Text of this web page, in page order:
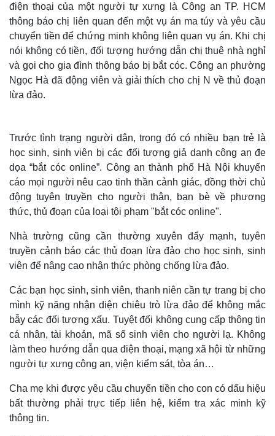
Thế giới
Quan sát
Cuộc sống đó đây
Hồ sơ
Multimedia
Video
Ảnh
E-Magazine
Infographic
điện thoại của một người tự xưng là Công an TP. HCM
thông báo chị liên quan đến một vụ án ma túy và yêu cầu
chuyển tiền để chứng minh không liên quan vụ án. Khi chị
nói không có tiền, đối tượng hướng dẫn chị thuê nhà nghỉ
và gọi cho gia đình thông báo bị bắt cóc. Công an phường
Ngọc Hà đã động viên và giải thích cho chị N về thủ đoạn
lừa đảo.
Trước tình trạng người dân, trong đó có nhiều bạn trẻ là
học sinh, sinh viên bị các đối tượng giả danh công an đe
dọa “bắt cóc online”. Công an thành phố Hà Nội khuyến
cáo mọi người nêu cao tinh thần cảnh giác, đồng thời chủ
động tuyên truyền cho người thân, bạn bè về phương
thức, thủ đoạn của loại tội phạm "bắt cóc online".
Nhà trường cũng cần thường xuyên đẩy mạnh, tuyên
truyền cảnh báo các thủ đoạn lừa đảo cho học sinh, sinh
viên để nâng cao nhận thức phòng chống lừa đảo.
Các bạn học sinh, sinh viên, thanh niên cần tự trang bị cho
mình kỹ năng nhận diện chiêu trò lừa đảo để không mắc
bẫy các đối tượng xấu. Tuyệt đối không cung cấp thông tin
cá nhân, tài khoản, mã số sinh viên cho người lạ. Không
làm theo hướng dẫn qua điện thoại, mạng xã hội từ những
người tự xưng công an, viện kiểm sát, tòa án…
Cha mẹ khi được yêu cầu chuyển tiền cho con có dấu hiệu
bất thường phải trực tiếp liên hệ, kiểm tra xác minh kỹ
thông tin.